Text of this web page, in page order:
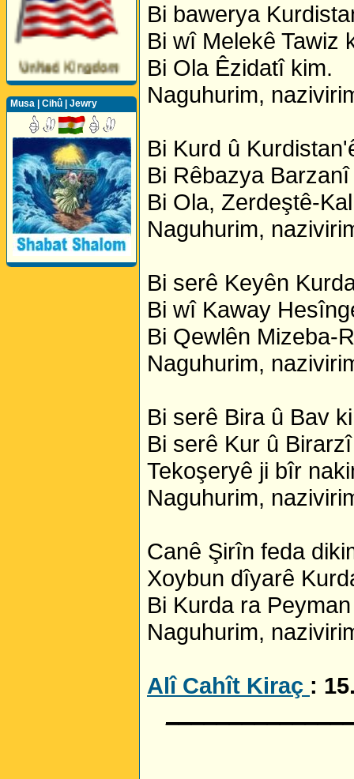
Perwerde ya Zimanê
Kurdî û Îngîlîzî
Musa | Cihû | Jewry
Bi bawerya
Bi wî Melekê Tawiz
Bi Ola Êzidatî kim.
Naguhurim,
Bi Kurd û
Bi Rêbazya
Bi Ola, Zerdeştê-
Naguhurim,
Bi serê Keyên
Bi wî Kaway
Bi Qewlên Mizeba-
Naguhurim,
Bi serê Bira û Bav
Bi serê Kur û
Tekoşeryê ji bîr
Naguhurim,
Canê Şirîn feda
Xoybun dîyarê
Bi Kurda ra
Naguhurim,
Alî Cahît Kiraç :